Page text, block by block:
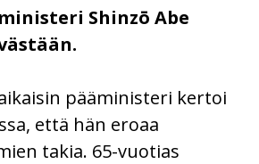
Shinzō Abe
pääministeri kertoi
että hän eroaa
takia. 65-vuotias